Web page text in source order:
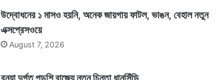
উদ্বোধনের ১ মাসও হয়নি, অনেক জায়গায় ফাটল, ভাঙন, বেহাল নতুন
এক্সপ্রেসওয়ে
August 7, 2026
বন্যা দুর্গত পড়শি রাজ্যে নতুন চিন্তা ধানসিঁড়ি